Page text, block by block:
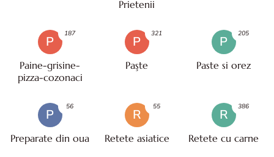
Prietenii
P
Paine-grisine-
pizza-cozonaci
187
P
Paşte
321
P
Paste si orez
205
P
Preparate din oua
56
R
Retete asiatice
55
R
Retete cu carne
386